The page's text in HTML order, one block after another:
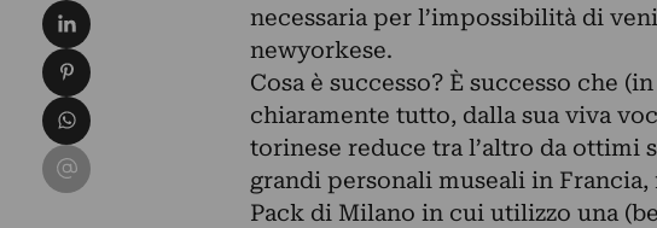
necessaria per l’impossibilità di
newyorkese.
Cosa è successo? È successo che
chiaramente tutto, dalla sua viva
torinese reduce tra l’altro da
grandi personali museali in
Pack di Milano in cui utilizzo una
Condividi su LinkedIn
Condividi su Pinterest
Condividi su WhatsApp
Condividi su Email